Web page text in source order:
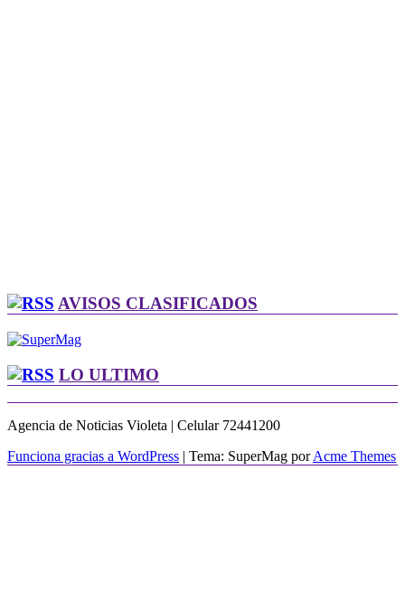
AVISOS CLASIFICADOS
LO ULTIMO
Agencia de Noticias Violeta | Celular 72441200
Funciona gracias a WordPress | Tema: SuperMag porAcme Themes